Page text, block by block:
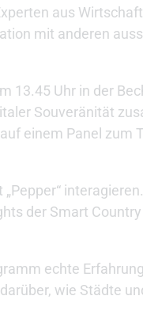
aus
mit anderen
13.45 Uhr in der
Souveränität
einem Panel zum
der Smart
echte
wie Städte